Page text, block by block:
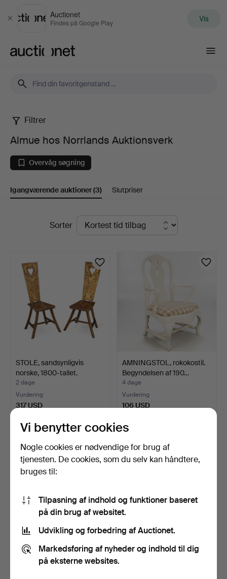
Luk
Auctionet
Findes på Google Play Vis
Almue
hos
Norrlands
Auktionsverk
Filtrer
Almue hos Norrlands Auktionsverk
Overvåg søgning
Igangværende auktioner(3) Slutpriser
Igangværende
Sorter
STOLE, sandsynligvis
norske, 1800-tallet.
2 dage
Vurdering
317 USD
AMNINGSTOL, rokokostil.
Begyndelsen af 190…
4 dage
Vurdering
106 USD
SLAGBORD, allmoge,
1800-tallet.
8 dage
Vurdering
Vi benytter cookies
Nogle cookies er nødvendige for brug af
tjenesten. De cookies, som du selv kan håndtere,
bruges til:
Tilpasning af indhold og funktioner baseret
på din brug af websitet.
Udvikling og forbedring af Auctionet.
Markedsføring af nyheder og indhold til dig
på eksterne websites.